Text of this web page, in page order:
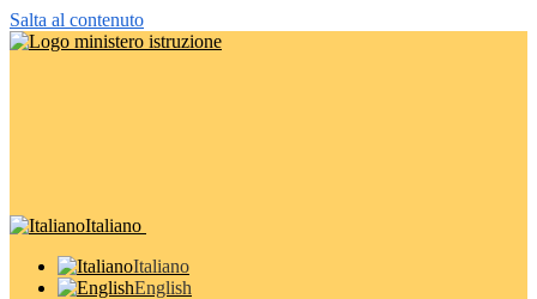
Salta al contenuto
Italiano
Italiano
English